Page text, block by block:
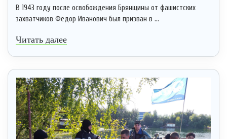
В 1943 году после освобождения Брянщины от фашистских
захватчиков Федор Иванович был призван в ...
Читать далее